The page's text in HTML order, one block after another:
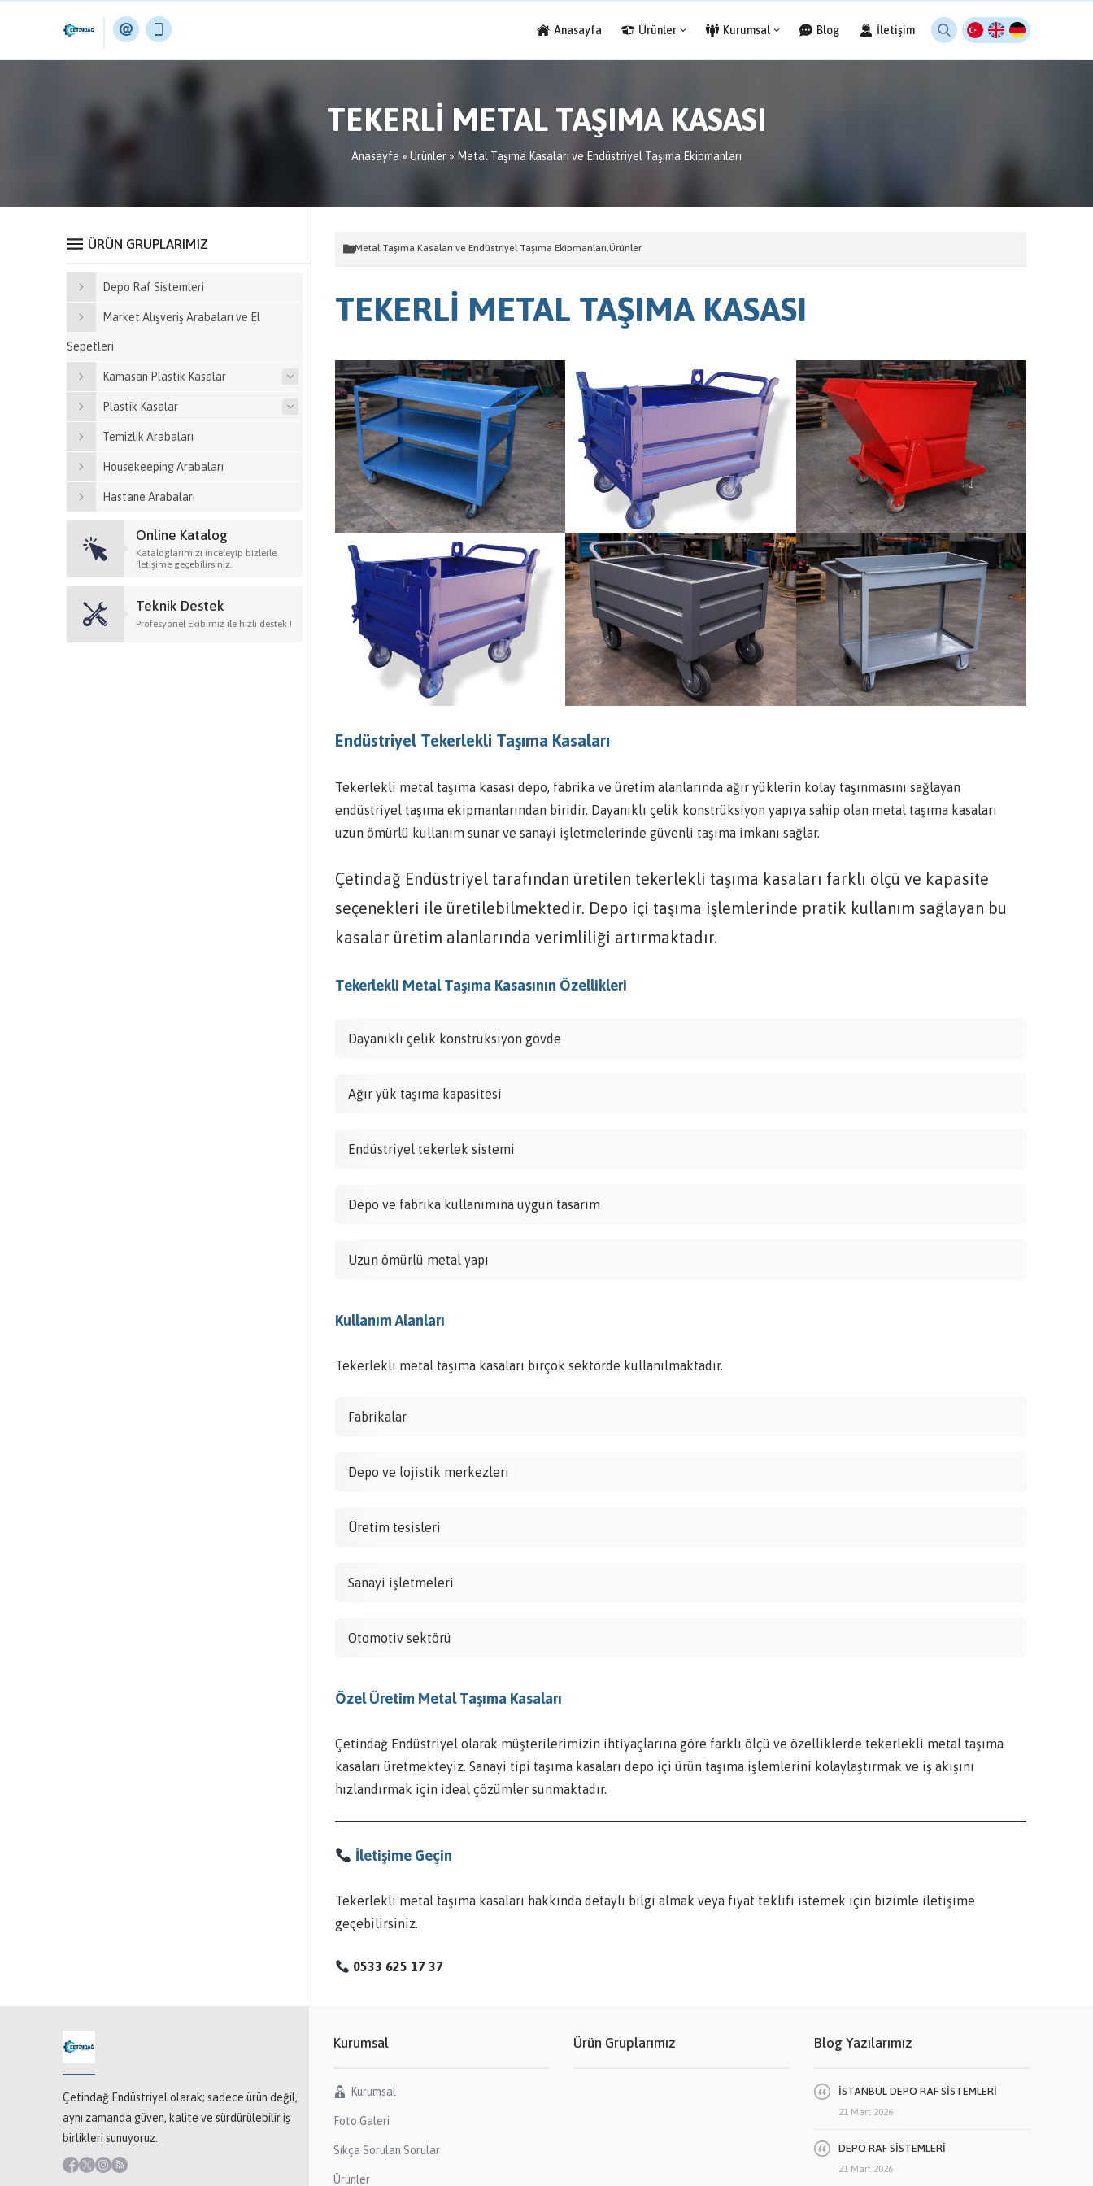
Anasayfa Ürünler Kurumsal Blog İletişim
TEKERLİ METAL TAŞIMA KASASI
Anasayfa » Ürünler » Metal Taşıma Kasaları ve Endüstriyel Taşıma Ekipmanları
Metal Taşıma Kasaları ve Endüstriyel Taşıma Ekipmanları,Ürünler
TEKERLİ METAL TAŞIMA KASASI
Endüstriyel Tekerlekli Taşıma Kasaları
Tekerlekli metal taşıma kasası depo, fabrika ve üretim alanlarında ağır yüklerin kolay taşınmasını sağlayan
endüstriyel taşıma ekipmanlarından biridir. Dayanıklı çelik konstrüksiyon yapıya sahip olan metal taşıma kasaları
uzun ömürlü kullanım sunar ve sanayi işletmelerinde güvenli taşıma imkanı sağlar.
Çetindağ Endüstriyel tarafından üretilen tekerlekli taşıma kasaları farklı ölçü ve kapasite
seçenekleri ile üretilebilmektedir. Depo içi taşıma işlemlerinde pratik kullanım sağlayan bu
kasalar üretim alanlarında verimliliği artırmaktadır.
Tekerlekli Metal Taşıma Kasasının Özellikleri
Dayanıklı çelik konstrüksiyon gövde
Ağır yük taşıma kapasitesi
Endüstriyel tekerlek sistemi
Depo ve fabrika kullanımına uygun tasarım
Uzun ömürlü metal yapı
Kullanım Alanları
Tekerlekli metal taşıma kasaları birçok sektörde kullanılmaktadır.
Fabrikalar
Depo ve lojistik merkezleri
Üretim tesisleri
Sanayi işletmeleri
Otomotiv sektörü
Özel Üretim Metal Taşıma Kasaları
Çetindağ Endüstriyel olarak müşterilerimizin ihtiyaçlarına göre farklı ölçü ve özelliklerde tekerlekli metal taşıma
kasaları üretmekteyiz. Sanayi tipi taşıma kasaları depo içi ürün taşıma işlemlerini kolaylaştırmak ve iş akışını
hızlandırmak için ideal çözümler sunmaktadır.
İletişime Geçin
Tekerlekli metal taşıma kasaları hakkında detaylı bilgi almak veya fiyat teklifi istemek için bizimle iletişime
geçebilirsiniz.
0533 625 17 37
ÜRÜN GRUPLARIMIZ
Depo Raf Sistemleri
Market Alışveriş Arabaları ve El
Sepetleri
Kamasan Plastik Kasalar
Plastik Kasalar
Temizlik Arabaları
Housekeeping Arabaları
Hastane Arabaları
Online Katalog
Kataloglarımızı inceleyip bizlerle
iletişime geçebilirsiniz.
Teknik Destek
Profesyonel Ekibimiz ile hızlı destek !
Çetindağ Endüstriyel olarak; sadece ürün değil,
aynı zamanda güven, kalite ve sürdürülebilir iş
birlikleri sunuyoruz.
Kurumsal
Kurumsal
Foto Galeri
Sıkça Sorulan Sorular
Ürünler
Ürün Gruplarımız Blog Yazılarımız
İSTANBUL DEPO RAF SİSTEMLERİ
21 Mart 2026
DEPO RAF SİSTEMLERİ
21 Mart 2026